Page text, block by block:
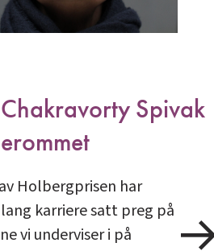
Spivak
Holbergprisen har
karriere satt preg på
vi underviser i på